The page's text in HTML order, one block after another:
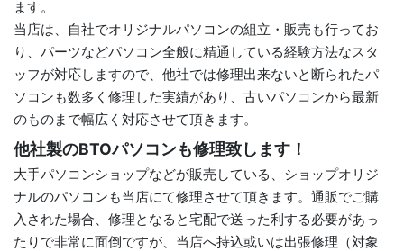
ます。
当店は、自社でオリジナルパソコンの組立・販売も行ってお
り、パーツなどパソコン全般に精通している経験方法なスタ
ッフが対応しますので、他社では修理出来ないと断られたパ
ソコンも数多く修理した実績があり、古いパソコンから最新
のものまで幅広く対応させて頂きます。
他社製のBTOパソコンも修理致します！
大手パソコンショップなどが販売している、ショップオリジ
ナルのパソコンも当店にて修理させて頂きます。通販でご購
入された場合、修理となると宅配で送った利する必要があっ
たりで非常に面倒ですが、当店へ持込或いは出張修理（対象